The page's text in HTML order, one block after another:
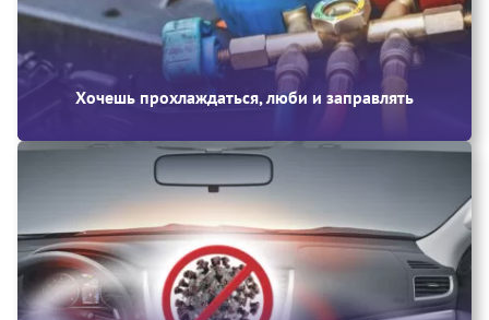
Хочешь прохлаждаться, люби и заправлять